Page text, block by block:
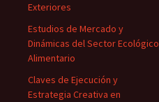
Exteriores
Estudios de Mercado y
Dinámicas del Sector Ecológico
Alimentario
Claves de Ejecución y
Estrategia Creativa en